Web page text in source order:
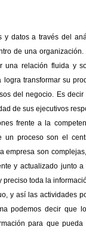
y datos a través del
de una
una relación fluida y
transformar su
del negocio. Es
de sus ejecutivos
frente a la
un proceso son el
empresa son
y actualizado junto
toda la
y así las actividades
podemos decir que
para que